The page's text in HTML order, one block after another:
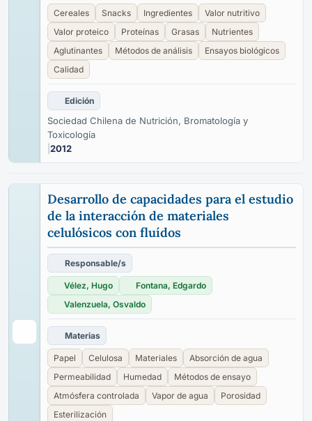
Cereales Snacks Ingredientes
Valor nutritivo
Valor proteico
Proteínas Grasas
Nutrientes
Aglutinantes
Métodos de análisis
Ensayos biológicos
Calidad
Edición
Sociedad Chilena de Nutrición, Bromatología y
Toxicología
2012
Desarrollo de capacidades para el estudio
de la interacción de materiales
celulósicos con fluídos
Responsable/s
Vélez, Hugo
Fontana, Edgardo
Valenzuela, Osvaldo
Materias
Papel Celulosa Materiales
Absorción de agua
Permeabilidad
Humedad
Métodos de ensayo
Atmósfera controlada
Vapor de agua
Porosidad
Esterilización